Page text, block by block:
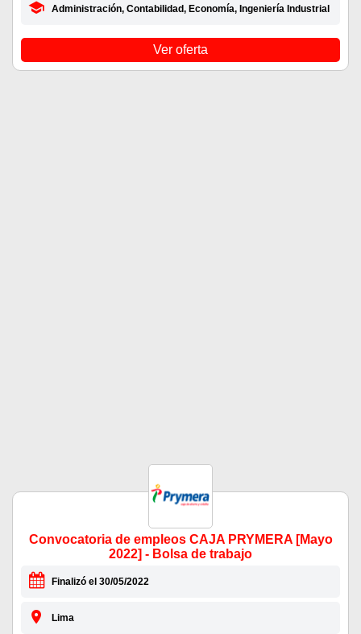
Administración, Contabilidad, Economía, Ingeniería Industrial
Ver oferta
Convocatoria de empleos CAJA PRYMERA [Mayo
2022] - Bolsa de trabajo
Finalizó el 30/05/2022
Lima